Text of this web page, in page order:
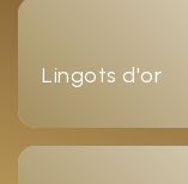
Lingots d'or